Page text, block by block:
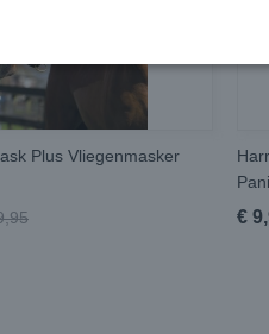
Plus Vliegenmasker
€